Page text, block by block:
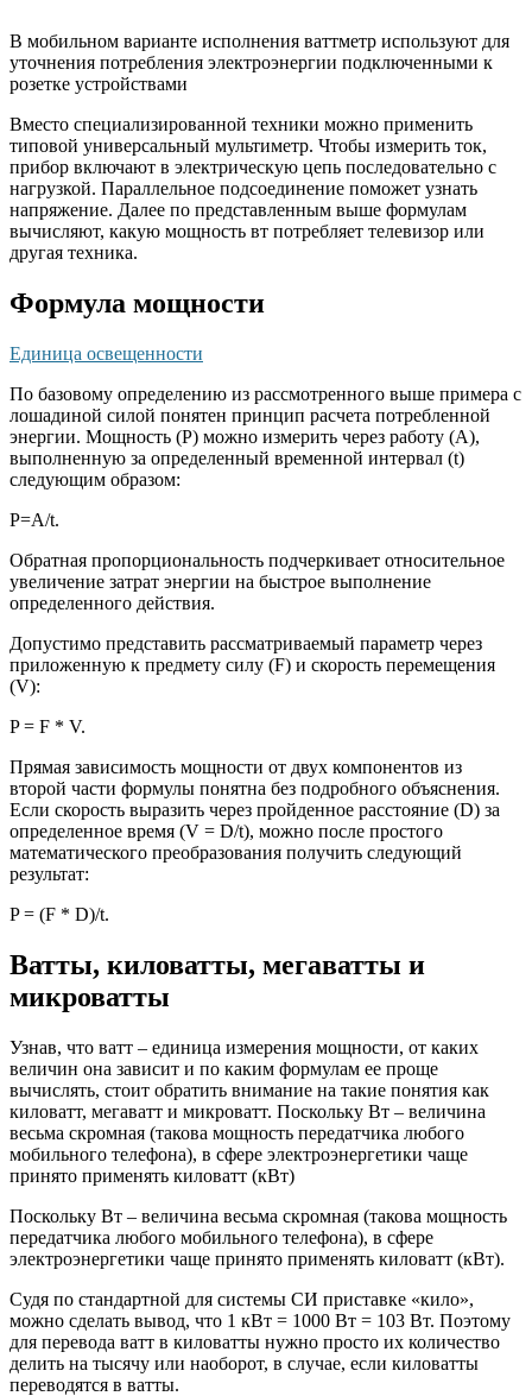
В мобильном варианте исполнения ваттметр используют для
уточнения потребления электроэнергии подключенными к
розетке устройствами
Вместо специализированной техники можно применить
типовой универсальный мультиметр. Чтобы измерить ток,
прибор включают в электрическую цепь последовательно с
нагрузкой. Параллельное подсоединение поможет узнать
напряжение. Далее по представленным выше формулам
вычисляют, какую мощность вт потребляет телевизор или
другая техника.
Формула мощности
Единица освещенности
По базовому определению из рассмотренного выше примера с
лошадиной силой понятен принцип расчета потребленной
энергии. Мощность (P) можно измерить через работу (А),
выполненную за определенный временной интервал (t)
следующим образом:
P=A/t.
Обратная пропорциональность подчеркивает относительное
увеличение затрат энергии на быстрое выполнение
определенного действия.
Допустимо представить рассматриваемый параметр через
приложенную к предмету силу (F) и скорость перемещения
(V):
P = F * V.
Прямая зависимость мощности от двух компонентов из
второй части формулы понятна без подробного объяснения.
Если скорость выразить через пройденное расстояние (D) за
определенное время (V = D/t), можно после простого
математического преобразования получить следующий
результат:
P = (F * D)/t.
Ватты, киловатты, мегаватты и
микроватты
Узнав, что ватт – единица измерения мощности, от каких
величин она зависит и по каким формулам ее проще
вычислять, стоит обратить внимание на такие понятия как
киловатт, мегаватт и микроватт. Поскольку Вт – величина
весьма скромная (такова мощность передатчика любого
мобильного телефона), в сфере электроэнергетики чаще
принято применять киловатт (кВт)
Поскольку Вт – величина весьма скромная (такова мощность
передатчика любого мобильного телефона), в сфере
электроэнергетики чаще принято применять киловатт (кВт).
Судя по стандартной для системы СИ приставке «кило»,
можно сделать вывод, что 1 кВт = 1000 Вт = 103 Вт. Поэтому
для перевода ватт в киловатты нужно просто их количество
делить на тысячу или наоборот, в случае, если киловатты
переводятся в ватты.